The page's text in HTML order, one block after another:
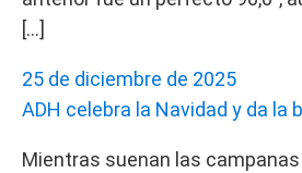
[…]
25 de diciembre de 2025
ADH celebra la Navidad y da la
Mientras suenan las